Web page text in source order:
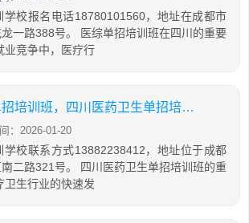
学校报名电话18780101560，地址在成都市
一路388号。 医综单招培训班在四川的重要
业竞争中，医疗行
四川医药卫生单招培训班，四川医药卫生单招培训班在哪里
：2026-01-20
学校联系方式13882238412，地址位于成都
二路321号。 四川医药卫生单招培训班的重
卫生行业的快速发